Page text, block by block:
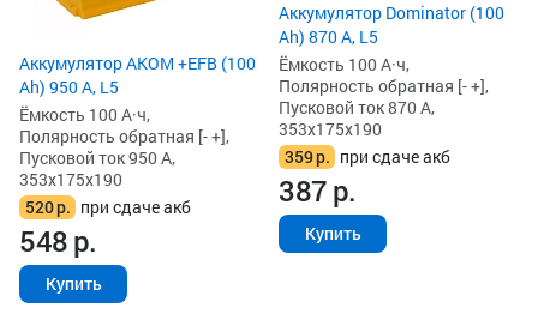
Аккумулятор AKOM +EFB (100
Ah) 950 А, L5
Ёмкость 100 А·ч,
Полярность обратная [- +],
Пусковой ток 950 А,
353x175x190
520р. при сдаче акб
548р.
Купить
Аккумулятор Dominator (100
Ah) 870 А, L5
Ёмкость 100 А·ч,
Полярность обратная [- +],
Пусковой ток 870 А,
353x175x190
359р. при сдаче акб
387р.
Купить